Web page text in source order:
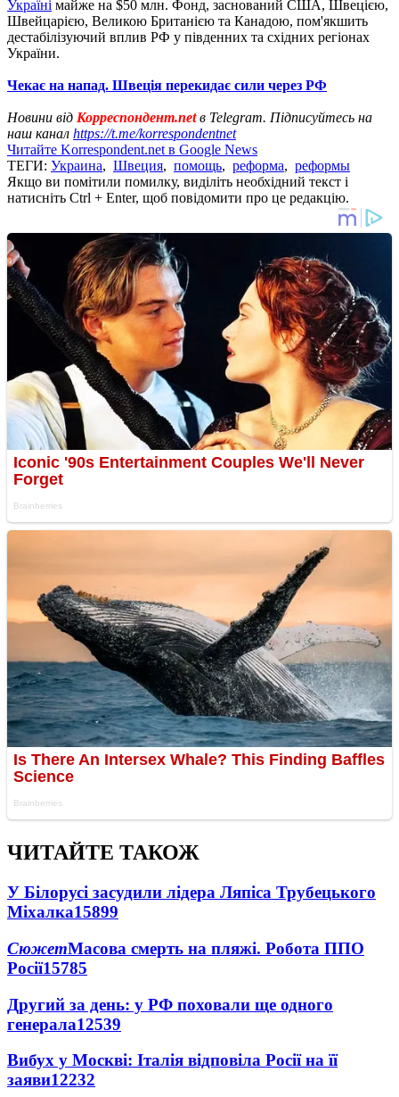
Україні майже на $50 млн. Фонд, заснований США, Швецією,
Швейцарією, Великою Британією та Канадою, пом'якшить
дестабілізуючий вплив РФ у південних та східних регіонах
України.
Чекає на напад. Швеція перекидає сили через РФ
Новини від Корреспондент.netв Telegram. Підписуйтесь на
наш канал https://t.me/korrespondentnet
Читайте Korrespondent.net в Google News
ТЕГИ: Украина, Швеция, помощь, реформа, реформы
Якщо ви помітили помилку, виділіть необхідний текст і
натисніть Ctrl + Enter, щоб повідомити про це редакцію.
ЧИТАЙТЕ ТАКОЖ
У Білорусі засудили лідера Ляпіса Трубецького
Міхалка15899
СюжетМасова смерть на пляжі. Робота ППО
Росії15785
Другий за день: у РФ поховали ще одного
генерала12539
Вибух у Москві: Італія відповіла Росії на її
заяви12232